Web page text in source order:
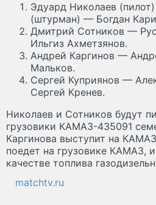
Эдуард Николаев
(штурман) — Богдан
Дмитрий Сотников —
Ильгиз Ахметзянов.
Андрей Каргинов —
Мальков.
Сергей Куприянов —
Сергей Кренев.
Николаев и Сотников будут
грузовики КАМАЗ-435091
Каргинова выступит на
поедет на грузовике КАМАЗ,
качестве топлива
matchtv.ru